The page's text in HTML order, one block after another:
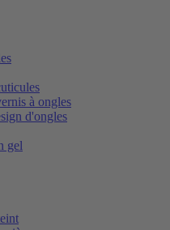
à ongles
d'ongles
gel